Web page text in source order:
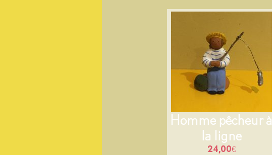
Homme pêcheur à
la ligne
24,00€